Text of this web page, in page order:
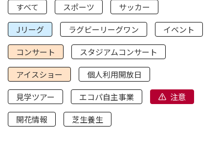
すべて スポーツ
サッカー
Jリーグ
ラグビーリーグワン
イベント
コンサート
スタジアムコンサート
アイスショー
個人利用開放日
見学ツアー
エコパ自主事業
注意
開花情報
芝生養生